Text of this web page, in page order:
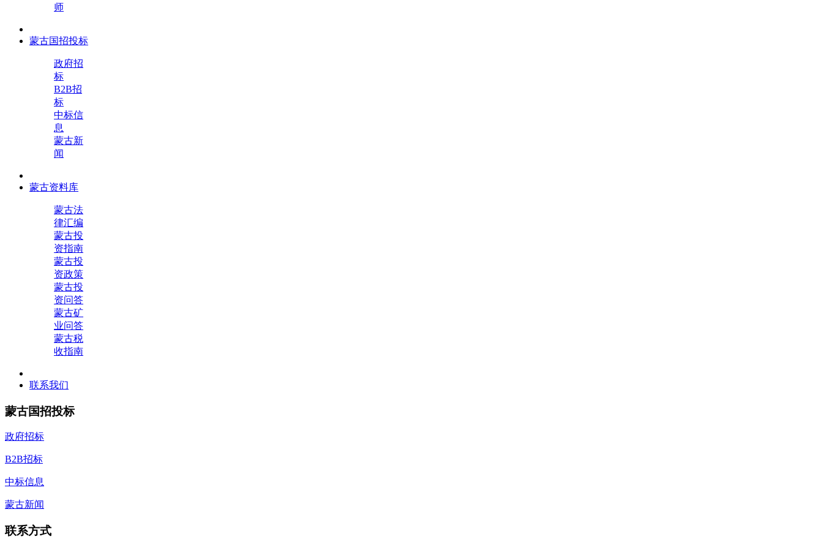
师
蒙古国招投标
政府招
标
B2B招
标
中标信
息
蒙古新
闻
蒙古资料库
蒙古法
律汇编
蒙古投
资指南
蒙古投
资政策
蒙古投
资问答
蒙古矿
业问答
蒙古税
收指南
联系我们
蒙古国招投标
政府招标
B2B招标
中标信息
蒙古新闻
联系方式